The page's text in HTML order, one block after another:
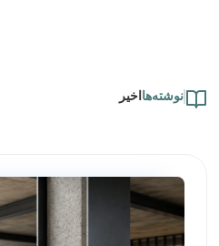
نوشته‌ها اخیر